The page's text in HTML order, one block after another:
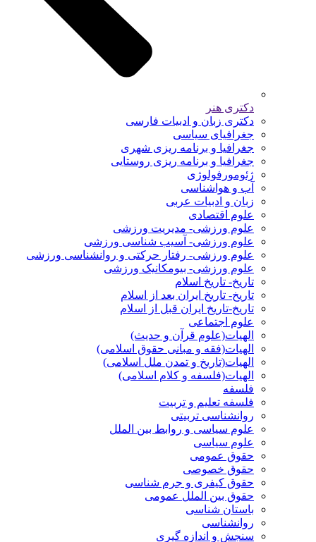
دکتری هنر
دکتری زبان و ادبیات فارسی
جغرافیای سیاسی
جغرافیا و برنامه ریزی شهری
جغرافیا و برنامه ریزی روستایی
ژئومورفولوژی
آب و هواشناسی
زبان و ادبیات عربی
علوم اقتصادی
علوم ورزشی- مدیریت ورزشی
علوم ورزشی- آسیب شناسی ورزشی
علوم ورزشی- رفتار حرکتی و روانشناسی ورزشی
علوم ورزشی- بیومکانیک ورزشی
تاریخ- تاریخ اسلام
تاریخ- تاریخ ایران بعد از اسلام
تاریخ-تاریخ ایران قبل از اسلام
علوم اجتماعی
الهیات(علوم قرآن و حدیث)
الهیات(فقه و مبانی حقوق اسلامی)
الهیات(تاریخ و تمدن ملل اسلامی)
الهیات(فلسفه و کلام اسلامی)
فلسفه
فلسفه تعلیم و تربیت
روانشناسی تربیتی
علوم سیاسی و روابط بین الملل
علوم سیاسی
حقوق عمومی
حقوق خصوصی
حقوق کیفری و جرم شناسی
حقوق بین الملل عمومی
باستان شناسی
روانشناسی
سنجش و اندازه گیری